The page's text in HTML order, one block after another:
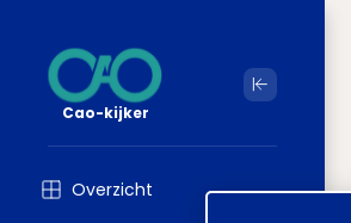
Cao-kijker
Overzicht